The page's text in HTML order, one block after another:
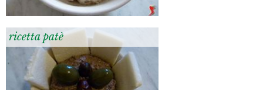
ricetta patè